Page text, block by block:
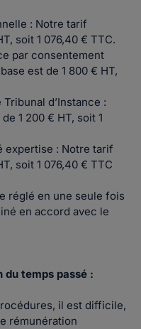
: Notre tarif
soit 1 076,40 € TTC.
par consentement
est de 1 800 € HT,
d’Instance :
1 200 € HT, soit 1
: Notre tarif
soit 1 076,40 € TTC
réglé en une seule fois
en accord avec le
temps passé :
il est difficile,
rémunération